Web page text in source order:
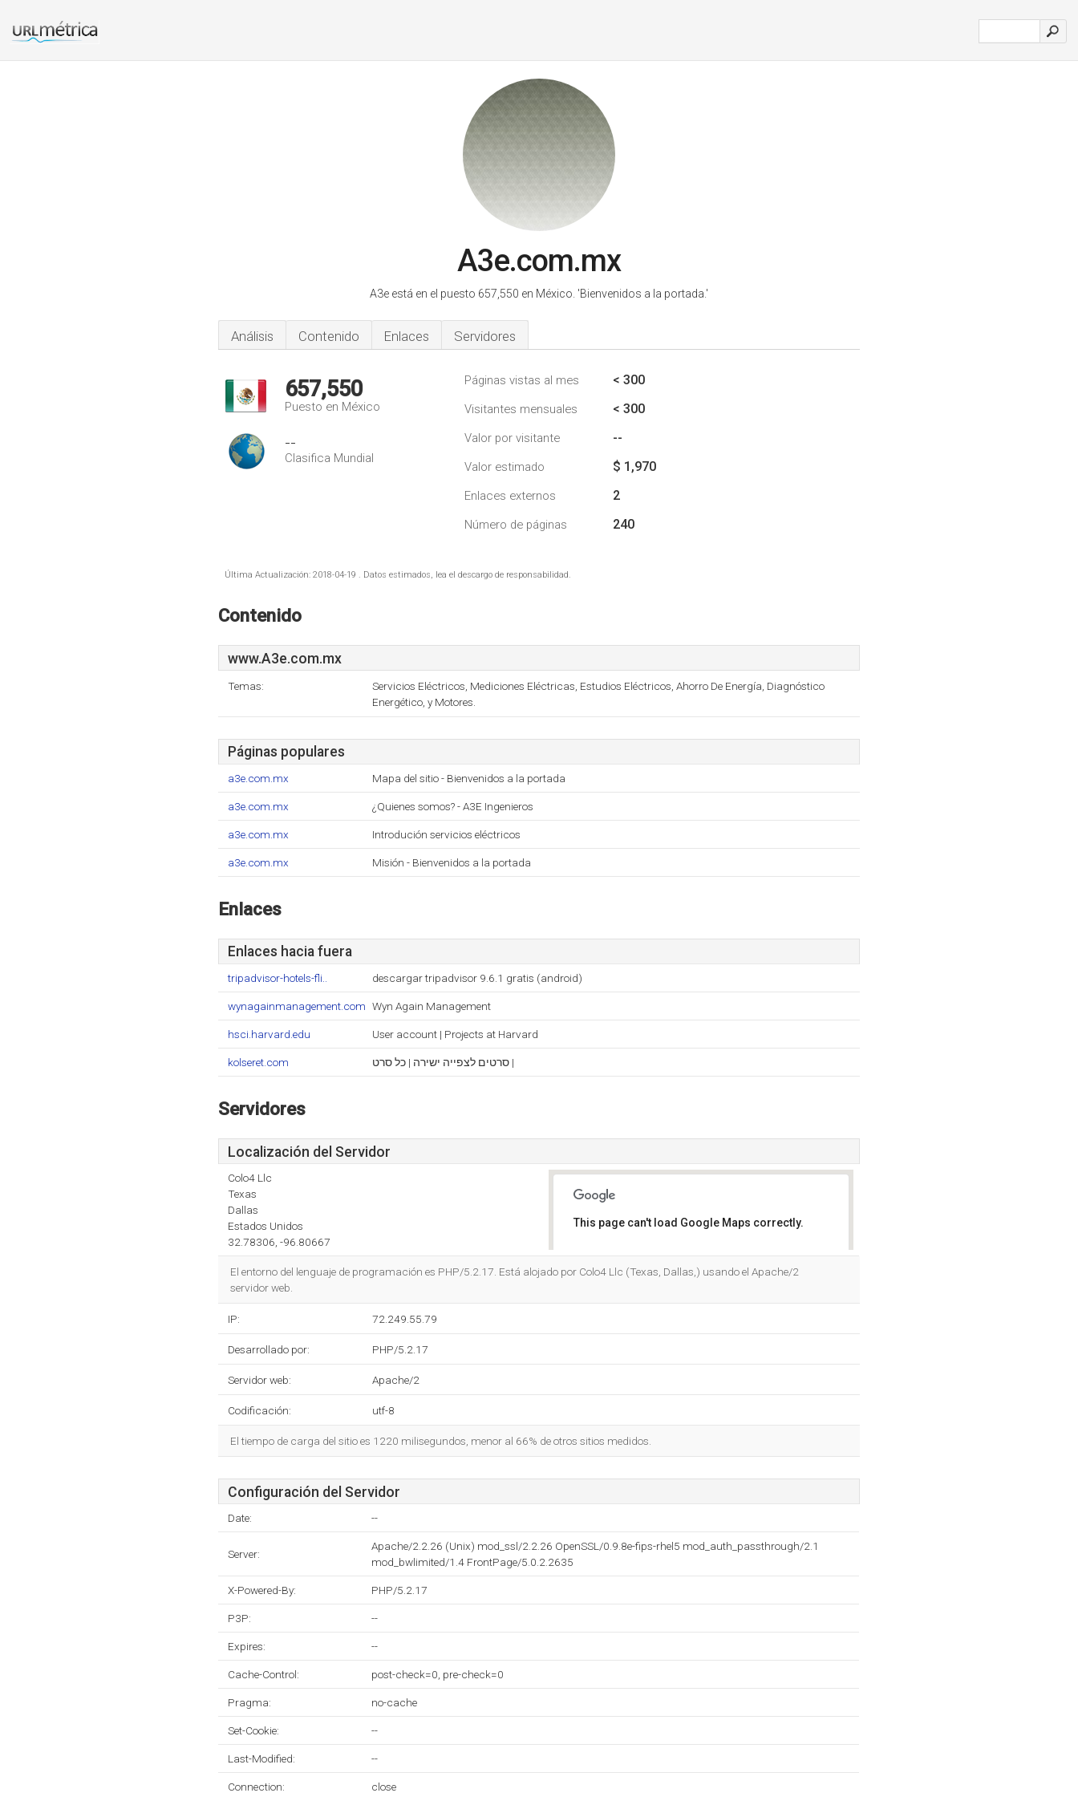
A3e.com.mx
A3e está en el puesto 657,550 en México. 'Bienvenidos a la portada.'
Análisis Contenido Enlaces Servidores
657,550
Puesto en México
--
Clasifica Mundial
Páginas vistas al mes < 300
Visitantes mensuales < 300
Valor por visitante --
Valor estimado $ 1,970
Enlaces externos 2
Número de páginas 240
Última Actualización: 2018-04-19 . Datos estimados, lea el descargo de responsabilidad.
Contenido
www.A3e.com.mx
Temas:
Servicios Eléctricos, Mediciones Eléctricas, Estudios Eléctricos, Ahorro De Energía, Diagnóstico
Energético, y Motores.
Páginas populares
a3e.com.mx Mapa del sitio - Bienvenidos a la portada
a3e.com.mx ¿Quienes somos? - A3E Ingenieros
a3e.com.mx Introdución servicios eléctricos
a3e.com.mx Misión - Bienvenidos a la portada
Enlaces
Enlaces hacia fuera
tripadvisor-hotels-fli.. descargar tripadvisor 9.6.1 gratis (android)
wynagainmanagement.com Wyn Again Management
hsci.harvard.edu User account | Projects at Harvard
kolseret.com סרטים לצפייה ישירה | כל סרט |
Servidores
Localización del Servidor
Colo4 Llc
Texas
Dallas
Estados Unidos
32.78306, -96.80667
This page can't load Google Maps correctly.
El entorno del lenguaje de programación es PHP/5.2.17. Está alojado por Colo4 Llc (Texas, Dallas,) usando el Apache/2
servidor web.
IP: 72.249.55.79
Desarrollado por: PHP/5.2.17
Servidor web: Apache/2
Codificación: utf-8
El tiempo de carga del sitio es 1220 milisegundos, menor al 66% de otros sitios medidos.
Configuración del Servidor
Date: --
Server:
Apache/2.2.26 (Unix) mod_ssl/2.2.26 OpenSSL/0.9.8e-fips-rhel5 mod_auth_passthrough/2.1
mod_bwlimited/1.4 FrontPage/5.0.2.2635
X-Powered-By: PHP/5.2.17
P3P: --
Expires: --
Cache-Control: post-check=0, pre-check=0
Pragma: no-cache
Set-Cookie: --
Last-Modified: --
Connection: close